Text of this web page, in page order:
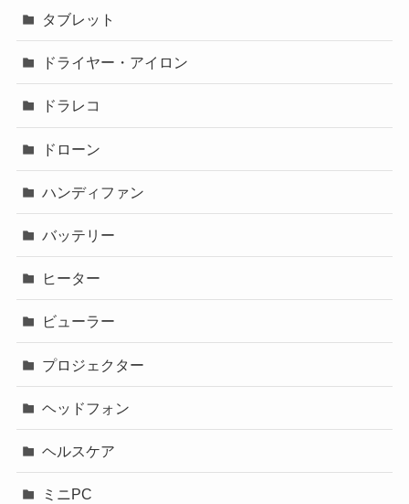
タブレット
ドライヤー・アイロン
ドラレコ
ドローン
ハンディファン
バッテリー
ヒーター
ビューラー
プロジェクター
ヘッドフォン
ヘルスケア
ミニPC